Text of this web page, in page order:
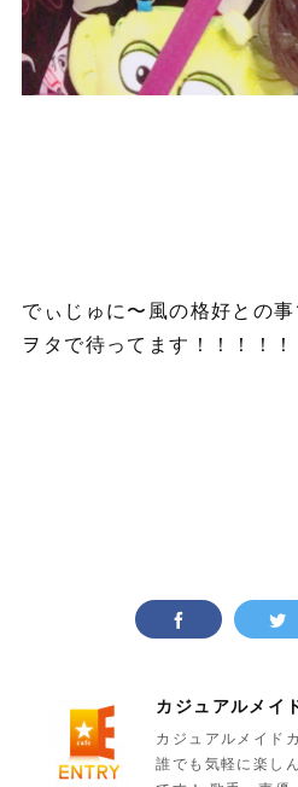
でぃじゅに〜風の格好との
ヲタで待ってます！！！！！
カジュアルメイド
誰でも気軽に楽し